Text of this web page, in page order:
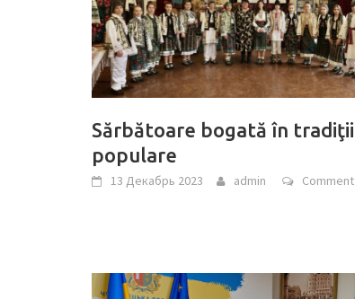
Sărbătoare bogată în tradiţii
populare
13 Декабрь 2023 admin Comment